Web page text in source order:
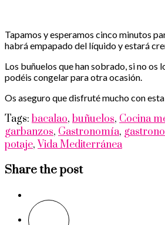
Tapamos y esperamos cinco minutos
habrá empapado del líquido y estará
Los buñuelos que han sobrado, si no os
podéis congelar para otra ocasión.
Os aseguro que disfruté mucho con
Tags: bacalao, buñuelos, Cocina
garbanzos, Gastronomía,
potaje, Vida Mediterránea
Share the post